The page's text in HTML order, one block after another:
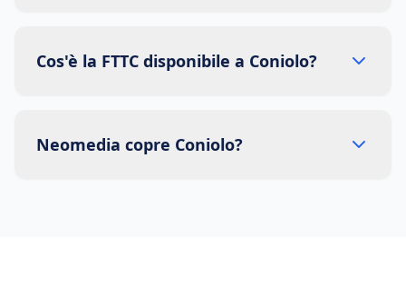
Cos'è la FTTC disponibile a Coniolo?
Neomedia copre Coniolo?